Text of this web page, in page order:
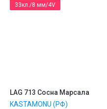
33кл./8 мм/4V
LAG 713 Сосна Марсала
KASTAMONU (РФ)